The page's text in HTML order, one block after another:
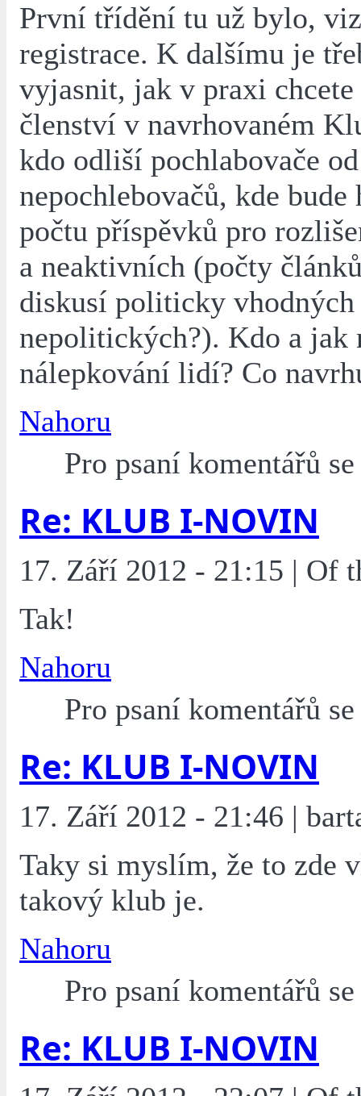
První třídění tu už bylo,
registrace. K dalšímu je
vyjasnit, jak v praxi
členství v navrhovaném
kdo odliší pochlabovače od
nepochlebovačů, kde bude
počtu příspěvků pro
a neaktivních (počty
diskusí politicky
nepolitických?). Kdo a jak
nálepkování lidí? Co
Nahoru
Pro psaní komentářů
Re: KLUB I-NOVIN
17. Září 2012 - 21:15 | Of
Tak!
Nahoru
Pro psaní komentářů
Re: KLUB I-NOVIN
17. Září 2012 - 21:46 |
Taky si myslím, že to zde
takový klub je.
Nahoru
Pro psaní komentářů
Re: KLUB I-NOVIN